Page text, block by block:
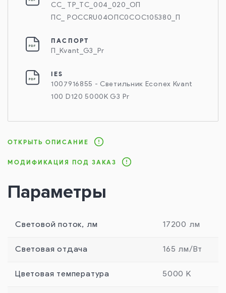
СС_ ТР_ТС_004_020_ОП
ПС_ РОССRU04ОПС0СОС105380_П
ПАСПОРТ
П_Kvant_G3_Pr
IES
1007916855 - Светильник Econex Kvant
100 D120 5000K G3 Pr
ОТКРЫТЬ ОПИСАНИЕ
МОДИФИКАЦИЯ ПОД ЗАКАЗ
Параметры
Световой поток, лм 17200 лм
Световая отдача 165 лм/Вт
Цветовая температура 5000 К